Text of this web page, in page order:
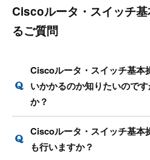
Ciscoルータ・スイッチ
るご質問
Ciscoルータ・スイッチ基本
いかかるのか知りたいので
か？
Ciscoルータ・スイッチ基本
も行いますか？